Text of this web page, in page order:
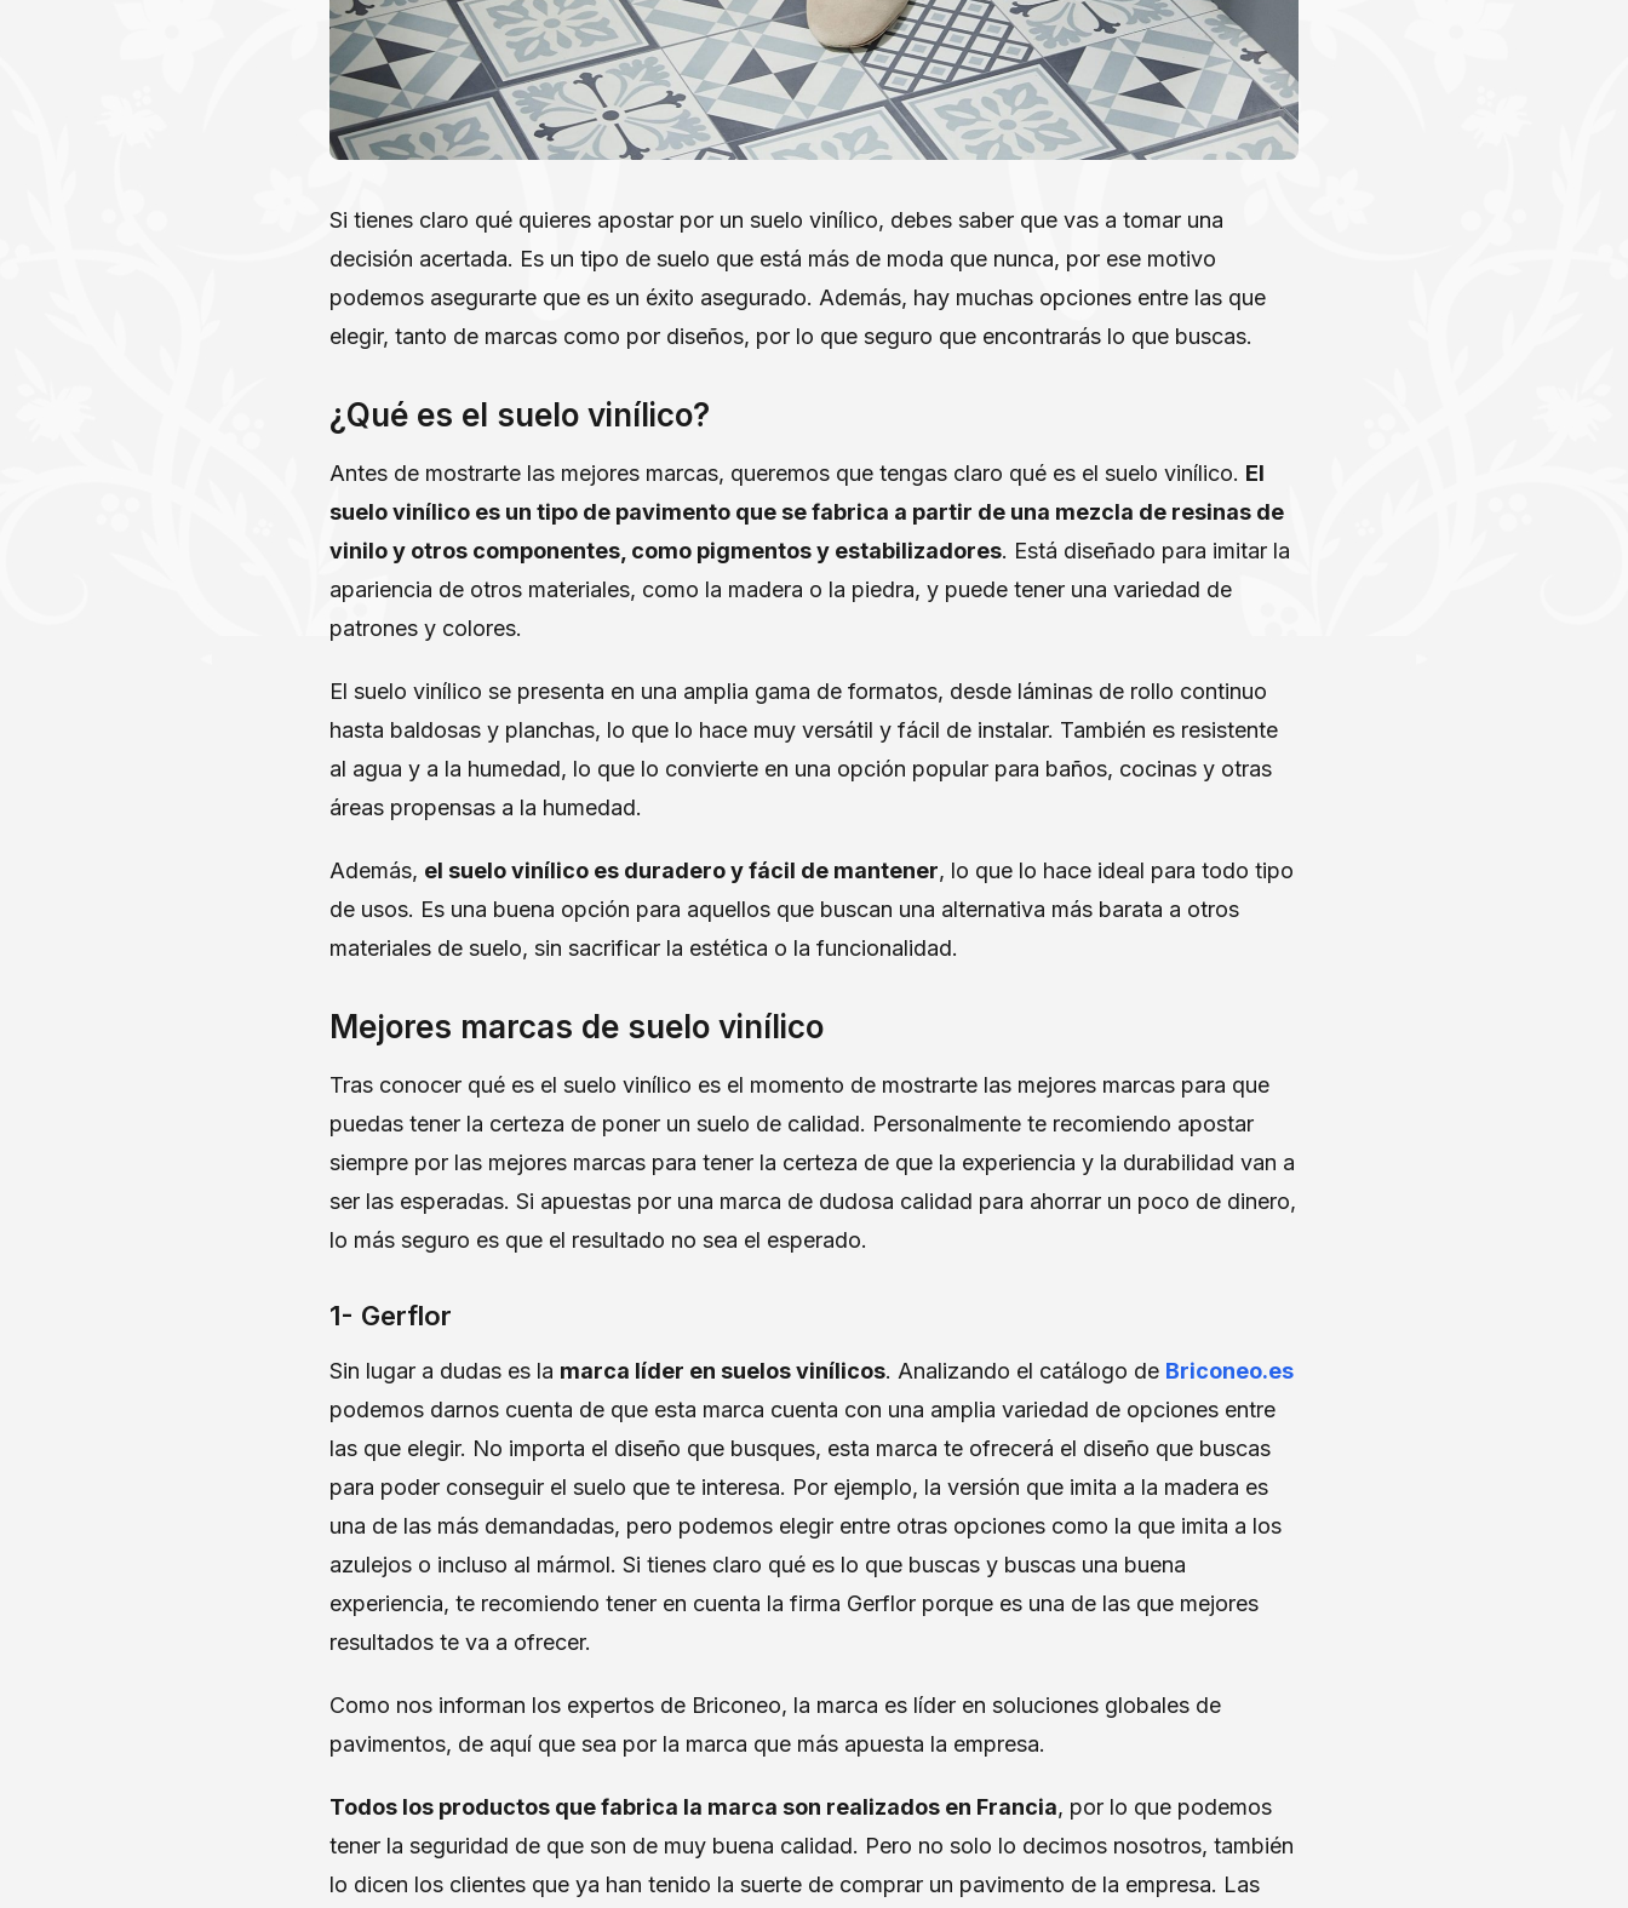
Si tienes claro qué quieres apostar por un suelo vinílico, debes saber que vas a tomar una
decisión acertada. Es un tipo de suelo que está más de moda que nunca, por ese motivo
podemos asegurarte que es un éxito asegurado. Además, hay muchas opciones entre las que
elegir, tanto de marcas como por diseños, por lo que seguro que encontrarás lo que buscas.
¿Qué es el suelo vinílico?
Antes de mostrarte las mejores marcas, queremos que tengas claro qué es el suelo vinílico. El
suelo vinílico es un tipo de pavimento que se fabrica a partir de una mezcla de resinas de
vinilo y otros componentes, como pigmentos y estabilizadores. Está diseñado para imitar la
apariencia de otros materiales, como la madera o la piedra, y puede tener una variedad de
patrones y colores.
El suelo vinílico se presenta en una amplia gama de formatos, desde láminas de rollo continuo
hasta baldosas y planchas, lo que lo hace muy versátil y fácil de instalar. También es resistente
al agua y a la humedad, lo que lo convierte en una opción popular para baños, cocinas y otras
áreas propensas a la humedad.
Además, el suelo vinílico es duradero y fácil de mantener, lo que lo hace ideal para todo tipo
de usos. Es una buena opción para aquellos que buscan una alternativa más barata a otros
materiales de suelo, sin sacrificar la estética o la funcionalidad.
Mejores marcas de suelo vinílico
Tras conocer qué es el suelo vinílico es el momento de mostrarte las mejores marcas para que
puedas tener la certeza de poner un suelo de calidad. Personalmente te recomiendo apostar
siempre por las mejores marcas para tener la certeza de que la experiencia y la durabilidad van a
ser las esperadas. Si apuestas por una marca de dudosa calidad para ahorrar un poco de dinero,
lo más seguro es que el resultado no sea el esperado.
1- Gerflor
Sin lugar a dudas es la marca líder en suelos vinílicos. Analizando el catálogo de Briconeo.es
podemos darnos cuenta de que esta marca cuenta con una amplia variedad de opciones entre
las que elegir. No importa el diseño que busques, esta marca te ofrecerá el diseño que buscas
para poder conseguir el suelo que te interesa. Por ejemplo, la versión que imita a la madera es
una de las más demandadas, pero podemos elegir entre otras opciones como la que imita a los
azulejos o incluso al mármol. Si tienes claro qué es lo que buscas y buscas una buena
experiencia, te recomiendo tener en cuenta la firma Gerflor porque es una de las que mejores
resultados te va a ofrecer.
Como nos informan los expertos de Briconeo, la marca es líder en soluciones globales de
pavimentos, de aquí que sea por la marca que más apuesta la empresa.
Todos los productos que fabrica la marca son realizados en Francia, por lo que podemos
tener la seguridad de que son de muy buena calidad. Pero no solo lo decimos nosotros, también
lo dicen los clientes que ya han tenido la suerte de comprar un pavimento de la empresa. Las